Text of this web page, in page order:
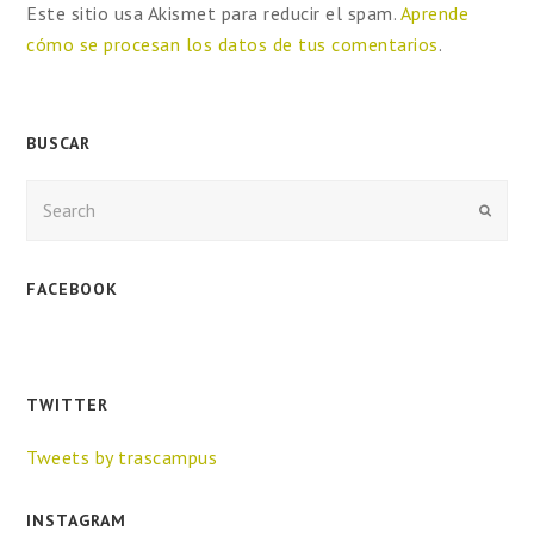
Este sitio usa Akismet para reducir el spam. Aprende
cómo se procesan los datos de tus comentarios.
BUSCAR
Enviar
FACEBOOK
TWITTER
Tweets by trascampus
INSTAGRAM